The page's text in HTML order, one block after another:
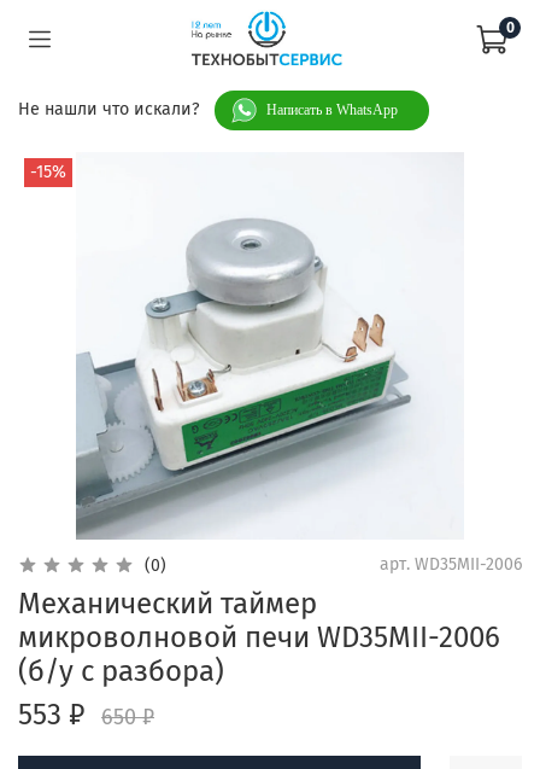
0
Не нашли что искали? Написать в WhatsApp
-15%
(0) арт. WD35MII-2006
Механический таймер
микроволновой печи WD35MII-2006
(б/у с разбора)
553 ₽
650 ₽